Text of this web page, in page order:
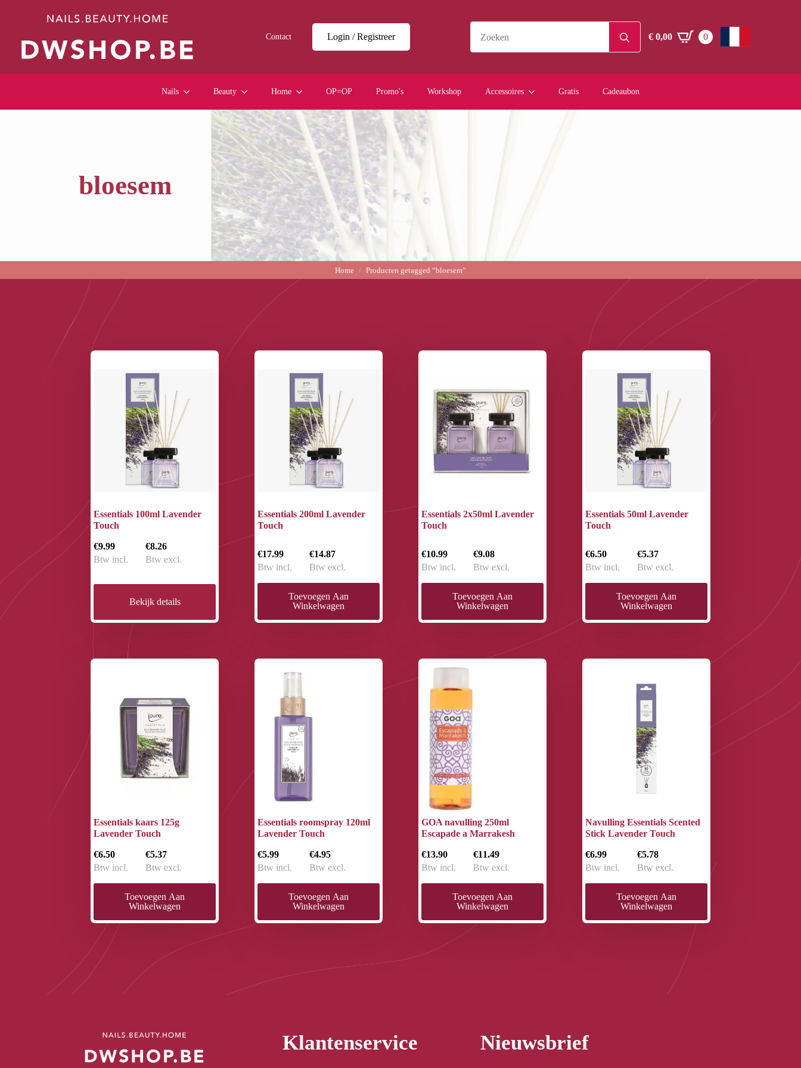
Contact Login / Registreer
for:€0,00 0
Nails Beauty Home OP=OP Promo's Workshop Accessoires Gratis Cadeaubon
bloesem
Home Producten getagged “bloesem”
Essentials 100ml Lavender
Touch
€9.99
Btw incl.
€8.26
Btw excl.
Bekijk details
Essentials 200ml Lavender
Touch
€17.99
Btw incl.
€14.87
Btw excl.
Toevoegen Aan
Winkelwagen
Essentials 2x50ml Lavender
Touch
€10.99
Btw incl.
€9.08
Btw excl.
Toevoegen Aan
Winkelwagen
Essentials 50ml Lavender
Touch
€6.50
Btw incl.
€5.37
Btw excl.
Toevoegen Aan
Winkelwagen
Essentials kaars 125g
Lavender Touch
€6.50
Btw incl.
€5.37
Btw excl.
Toevoegen Aan
Winkelwagen
Essentials roomspray 120ml
Lavender Touch
€5.99
Btw incl.
€4.95
Btw excl.
Toevoegen Aan
Winkelwagen
GOA navulling 250ml
Escapade a Marrakesh
€13.90
Btw incl.
€11.49
Btw excl.
Toevoegen Aan
Winkelwagen
Navulling Essentials Scented
Stick Lavender Touch
€6.99
Btw incl.
€5.78
Btw excl.
Toevoegen Aan
Winkelwagen
Klantenservice Nieuwsbrief